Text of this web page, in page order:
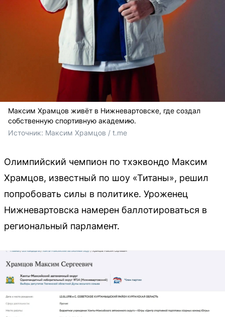
Максим Храмцов живёт в Нижневартовске, где создал
собственную спортивную академию.
Источник: Максим Храмцов / t.me
Олимпийский чемпион по тхэквондо Максим
Храмцов, известный по шоу «Титаны», решил
попробовать силы в политике. Уроженец
Нижневартовска намерен баллотироваться в
региональный парламент.